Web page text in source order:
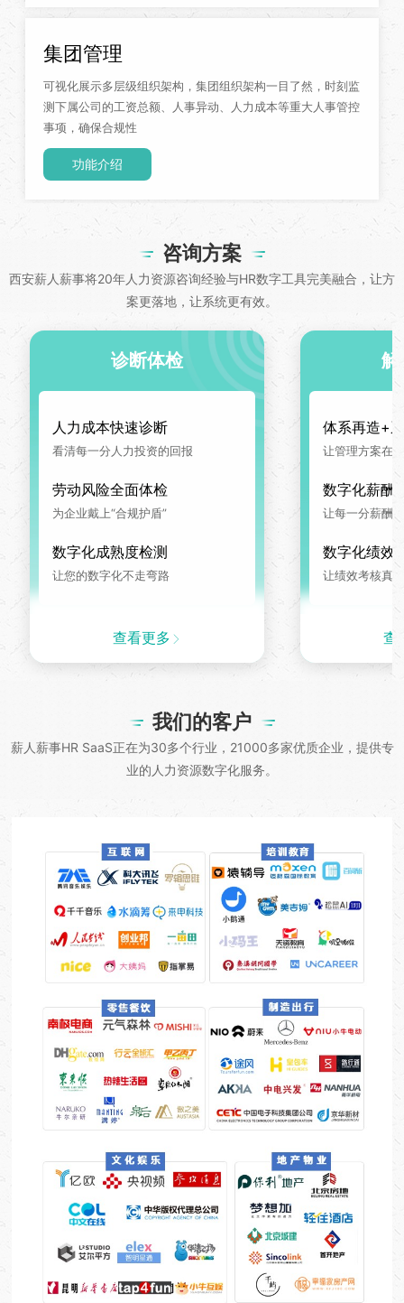
集团管理
可视化展示多层级组织架构，集团组织架构一目了然，时刻监
测下属公司的工资总额、人事异动、人力成本等重大人事管控
事项，确保合规性
功能介绍
咨询方案
西安薪人薪事将20年人力资源咨询经验与HR数字工具完美融合，让方
案更落地，让系统更有效。
诊断体检
人力成本快速诊断
看清每一分人力投资的回报
劳动风险全面体检
为企业戴上“合规护盾”
数字化成熟度检测
让您的数字化不走弯路
查看更多
解
体系再造+
让管理方案在
数字化薪酬
让每一分薪酬
数字化绩效
让绩效考核真
查
我们的客户
薪人薪事HR SaaS正在为30多个行业，21000多家优质企业，提供专
业的人力资源数字化服务。